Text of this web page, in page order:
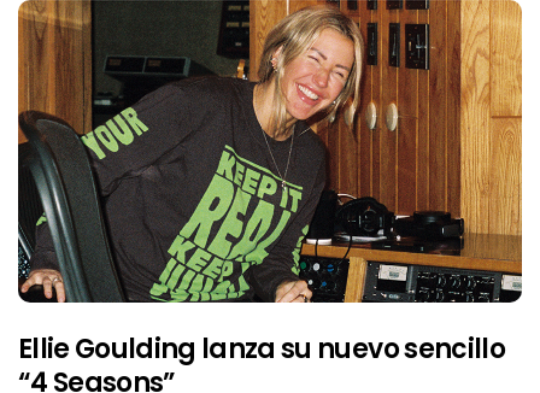
Ellie Goulding lanza su nuevo sencillo
“4 Seasons”